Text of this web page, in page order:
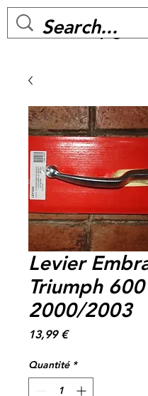
MC BIKE Perpignan
Levier
Triumph 600
2000/2003
13,99 €Prix
Quantité *